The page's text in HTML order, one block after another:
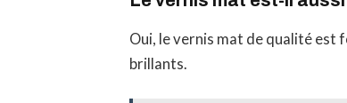
Oui, le vernis mat de qualité est
brillants.